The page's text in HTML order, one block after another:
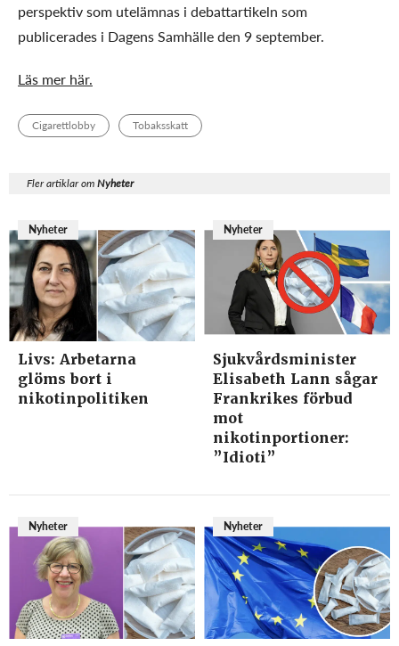
perspektiv som utelämnas i debattartikeln som
publicerades i Dagens Samhälle den 9 september.
Läs mer här.
Cigarettlobby Tobaksskatt
Fler artiklar omNyheter
Nyheter
Livs: Arbetarna
glöms bort i
nikotinpolitiken
Nyheter
Sjukvårdsminister
Elisabeth Lann sågar
Frankrikes förbud
mot
nikotinportioner:
”Idioti”
Nyheter Nyheter